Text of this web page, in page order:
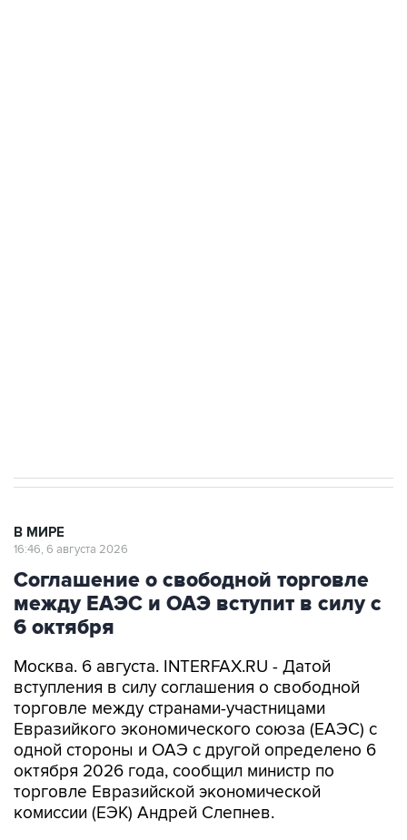
В МИРЕ
16:46, 6 августа 2026
Соглашение о свободной торговле
между ЕАЭС и ОАЭ вступит в силу с
6 октября
Москва. 6 августа. INTERFAX.RU - Датой
вступления в силу соглашения о свободной
торговле между странами-участницами
Евразийкого экономического союза (ЕАЭС) с
одной стороны и ОАЭ с другой определено 6
октября 2026 года, сообщил министр по
торговле Евразийской экономической
комиссии (ЕЭК) Андрей Слепнев.